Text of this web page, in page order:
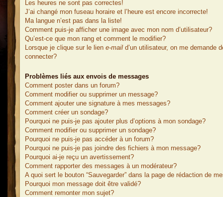
Les heures ne sont pas correctes!
J’ai changé mon fuseau horaire et l’heure est encore incorrecte!
Ma langue n’est pas dans la liste!
Comment puis-je afficher une image avec mon nom d’utilisateur?
Qu’est-ce que mon rang et comment le modifier?
Lorsque je clique sur le lien e-mail d’un utilisateur, on me demande
connecter?
Problèmes liés aux envois de messages
Comment poster dans un forum?
Comment modifier ou supprimer un message?
Comment ajouter une signature à mes messages?
Comment créer un sondage?
Pourquoi ne puis-je pas ajouter plus d’options à mon sondage?
Comment modifier ou supprimer un sondage?
Pourquoi ne puis-je pas accéder à un forum?
Pourquoi ne puis-je pas joindre des fichiers à mon message?
Pourquoi ai-je reçu un avertissement?
Comment rapporter des messages à un modérateur?
A quoi sert le bouton “Sauvegarder” dans la page de rédaction de
Pourquoi mon message doit être validé?
Comment remonter mon sujet?